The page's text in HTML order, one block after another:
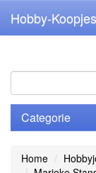
Hobby-
Categorie
Home